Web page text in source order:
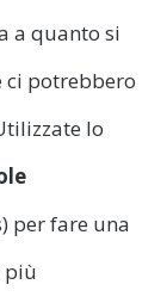
a quanto si
ci potrebbero
lo
per fare una
più